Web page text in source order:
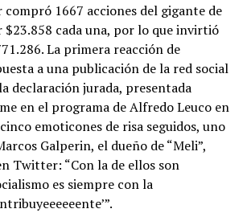
1667 acciones del gigante de
$23.858 cada una, por lo que invirtió
La primera reacción de
a una publicación de la red social
declaración jurada, presentada
en el programa de Alfredo Leuco en
emoticones de risa seguidos, uno
Galperin, el dueño de “Meli”,
Twitter: “Con la de ellos son
es siempre con la